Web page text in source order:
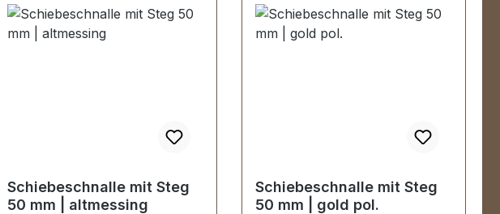
Schiebeschnalle mit Steg
50 mm | altmessing
Schiebeschnalle mit Steg
50 mm | gold pol.